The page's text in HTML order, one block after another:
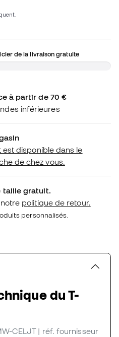
de la livraison gratuite
à partir de 70 €
inférieures
disponible dans le
de chez vous.
taille gratuit.
politique de retour.
personnalisés.
du T-
CELJT | réf. fournisseur